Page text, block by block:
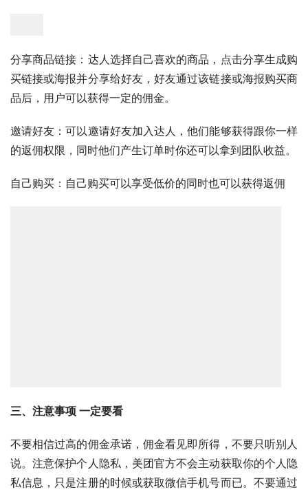
分享商品链接：达人选择自己喜欢的商品，点击分享生成购
买链接或海报并分享给好友，好友通过该链接或海报购买商
品后，用户可以获得一定的佣金。
邀请好友：可以邀请好友加入达人，他们能够获得跟你一样
的返佣权限，同时他们产生订单时你还可以拿到团队收益。
自己购买：自己购买可以享受低价的同时也可以获得返佣
三、注意事项 一定要看
不要相信过高的佣金承诺，佣金看见即所得，不要只听别人
说。注意保护个人隐私，美团官方不会主动获取你的个人隐
私信息，只是注册的时候或获取微信手机号而已。不要通过